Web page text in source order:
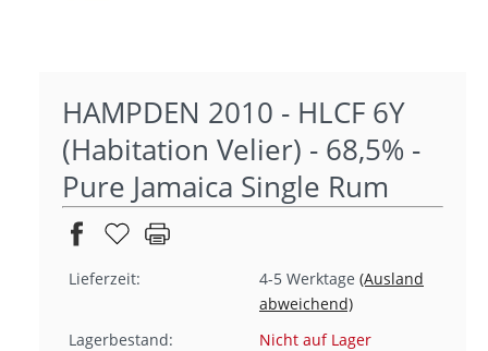
HAMPDEN 2010 - HLCF 6Y
(Habitation Velier) - 68,5% -
Pure Jamaica Single Rum
Lieferzeit: 4-5 Werktage (Ausland
abweichend)
Lagerbestand:
Nicht auf Lager